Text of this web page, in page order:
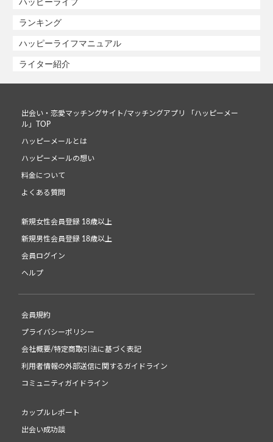
ランキング
ハッピーライフマニュアル
ライター紹介
出会い・恋愛マッチングサイト/マッチングアプリ 「ハッピーメー
ル」TOP
ハッピーメールとは
ハッピーメールの想い
料金について
よくある質問
新規女性会員登録 18歳以上
新規男性会員登録 18歳以上
会員ログイン
ヘルプ
会員規約
プライバシーポリシー
会社概要/特定商取引法に基づく表記
利用者情報の外部送信に関するガイドライン
コミュニティガイドライン
カップルレポート
出会い成功談